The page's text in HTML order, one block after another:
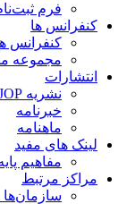
فرم
کنفرانس ها
کنفرانس
مجموعه
انتشارات
نشریه IJOP
خبرنامه
ماهنامه
لینک های مفید
مفاهیم پایه
مراکز مرتبط
سازمان‌ها و